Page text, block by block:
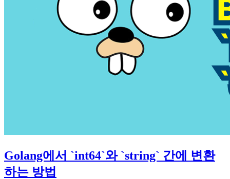
Golang에서 `int64`와 `string` 간에 변환
하는 방법